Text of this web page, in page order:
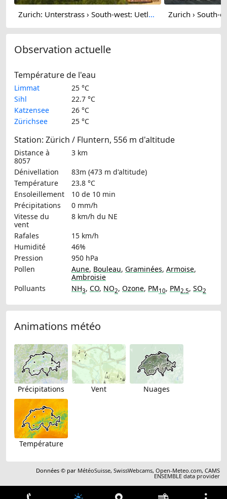
Zurich: Unterstrass › South-west: Uetliberg
Observation actuelle
Température de l'eau
Limmat
25 °C
Sihl
22.7 °C
Katzensee
26 °C
Zürichsee
25 °C
Station: Zürich / Fluntern, 556 m d'altitude
Distance à
8057
3 km
Dénivellation
83m (473 m d'altitude)
Température
23.8 °C
Ensoleillement
10 de 10 min
Précipitations
0 mm/h
Vitesse du
vent
8 km/h du NE
Rafales
15 km/h
Humidité
46%
Pression
950 hPa
Pollen
Aune, Bouleau, Graminées, Armoise,
Ambroisie
Polluants
NH3, CO, NO2, Ozone, PM10, PM2.5, SO2
Animations météo
Précipitations Vent Nuages
Température
Données © par MétéoSuisse,SwissWebcams,Open-Meteo.com,CAMS
ENSEMBLE data provider